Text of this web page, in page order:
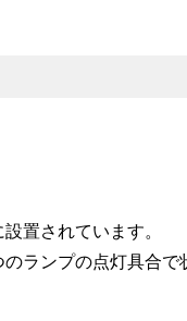
置されています。
ランプの点灯具合で